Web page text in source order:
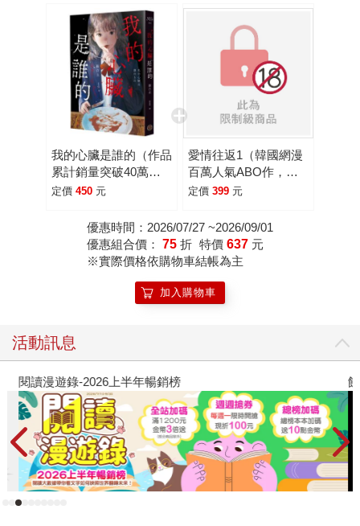
自然力量作祟，透過惡夢在暗中操控著他們的意識？ 除了
滿足恐怖小說迷期待的感官刺激之外，書中也觸及了現代社
群文化的陰暗面。當彩音僅僅只是因為一張照片而被全校群
起議論時，那種窒息感讓人聯想到日劇《三年A班》中壓抑的
校園霸凌氛圍。當流言開始擴散，人們下意識地選邊站，盲
目轉發，卻沒有人確認事實真假。一次看似隨意的分享，都
可能成為散布未經證實的資訊，甚至傷害他人隱私的推手。
在螢幕的另一端，人人都能輕易成為評論者與審判者，而真
相早已被流言掩埋。 不過，這裡沒有《三年A班》裡試圖
導正一切的教育者，只有彩音和奏這兩位高中生。當他們面
試圖解讀惡夢的意義，一邊拼湊零碎的線索，隨著故事進入
下半場，節奏不斷加速，最終推向一個會嚇得讀者措手不
後紛紛直呼：「真的有夠瘋，既恐怖又懸疑。」 如果你是
我的心臟是誰的（作品
累計銷量突破40萬
冊！社群網路X爆紅鬼
新長篇作——校園驚悚
×心理懸疑×集體夢
定價 450 元
愛情往返1（韓國網漫
百萬人氣ABO作，無
聖光火辣開車！）
定價 399 元
優惠時間：2026/07/27 ~2026/09/01
優惠組合價： 75 折 特價 637 元
※實際價格依購物車結帳為主
加入購物車
活動訊息
閱讀漫遊錄-2026上半年暢銷榜